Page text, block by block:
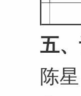
五
陈